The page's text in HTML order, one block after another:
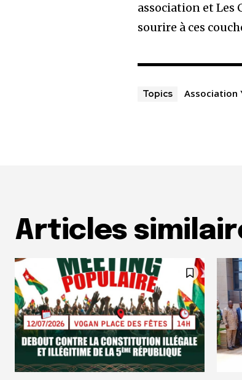
association et
sourire à ces
Topics Association
Articles